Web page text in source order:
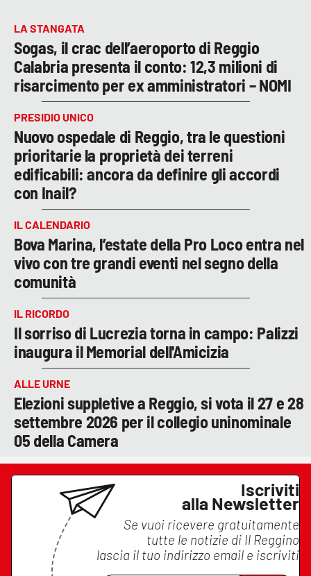
LA STANGATA
Sogas, il crac dell’aeroporto di Reggio
Calabria presenta il conto: 12,3 milioni di
risarcimento per ex amministratori – NOMI
PRESIDIO UNICO
Nuovo ospedale di Reggio, tra le questioni
prioritarie la proprietà dei terreni
edificabili: ancora da definire gli accordi
con Inail?
IL CALENDARIO
Bova Marina, l’estate della Pro Loco entra nel
vivo con tre grandi eventi nel segno della
comunità
IL RICORDO
Il sorriso di Lucrezia torna in campo: Palizzi
inaugura il Memorial dell'Amicizia
ALLE URNE
Elezioni suppletive a Reggio, si vota il 27 e 28
settembre 2026 per il collegio uninominale
05 della Camera
Iscriviti
alla Newsletter
Se vuoi ricevere gratuitamente
tutte le notizie di Il Reggino
lascia il tuo indirizzo email e iscriviti